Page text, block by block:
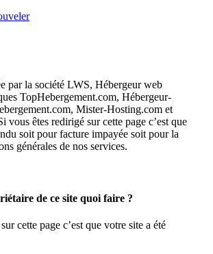
par la société LWS, Hébergeur web
TopHebergement.com, Hébergeur-
Mister-Hosting.com et
vous êtes redirigé sur cette page c’est que
soit pour facture impayée soit pour la
générales de nos services.
de ce site quoi faire ?
cette page c’est que votre site a été